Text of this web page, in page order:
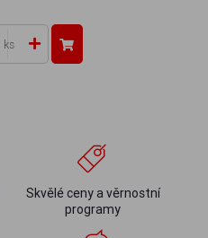
ks
Skvělé ceny a věrnostní
programy